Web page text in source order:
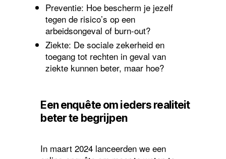
Preventie: Hoe bescherm je jezelf
tegen de risico’s op een
arbeidsongeval of burn-out?
Ziekte: De sociale zekerheid en
toegang tot rechten in geval van
ziekte kunnen beter, maar hoe?
Een enquête om ieders realiteit
beter te begrijpen
In maart 2024 lanceerden we een